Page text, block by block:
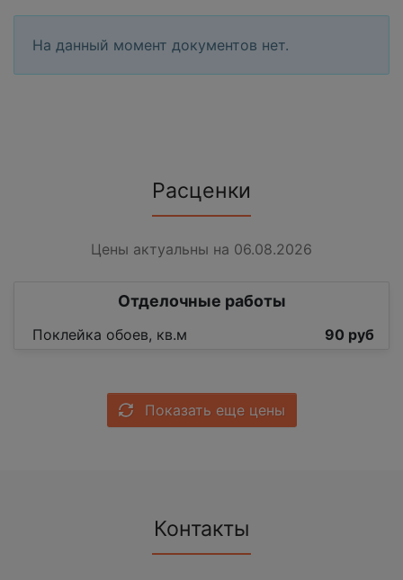
На данный момент документов нет.
Расценки
Цены актуальны на 06.08.2026
Отделочные работы
Поклейка обоев, кв.м 90 руб
Показать еще цены
Контакты